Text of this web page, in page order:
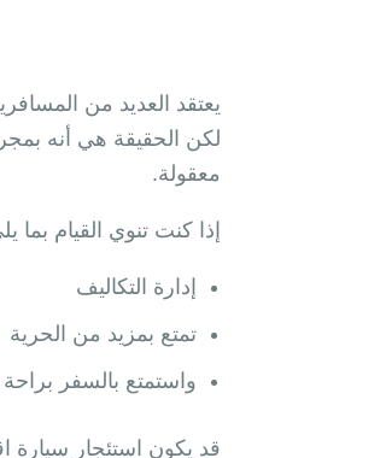
يعتقد العديد من
لكن الحقيقة هي أنه
معقولة.
إذا كنت تنوي القيام بما
إدارة التكاليف
تمتع بمزيد من الحرية
واستمتع بالسفر
قد يكون استئجار سيارة